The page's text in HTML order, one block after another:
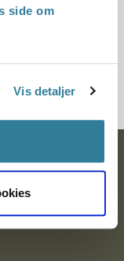
side om
Vis detaljer